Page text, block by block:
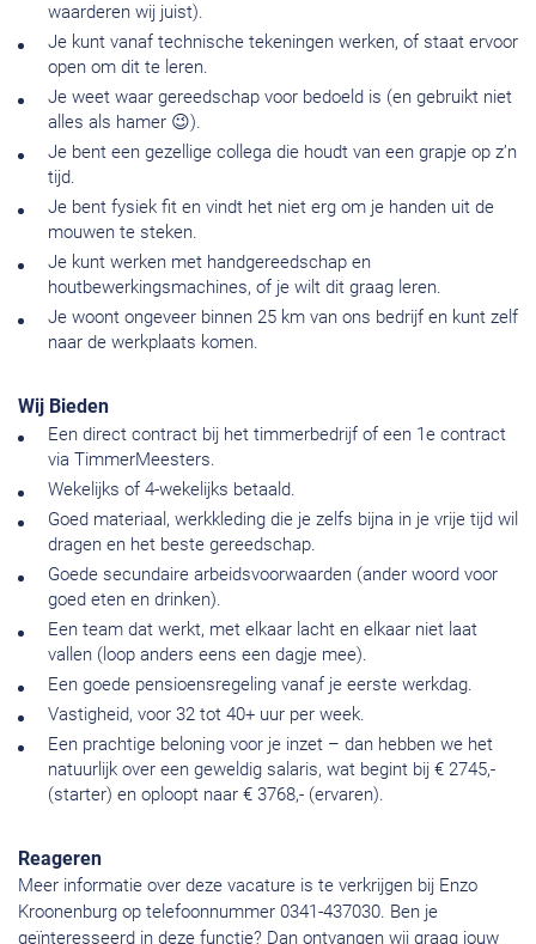
waarderen wij juist).
Je kunt vanaf technische tekeningen werken, of staat ervoor
open om dit te leren.
Je weet waar gereedschap voor bedoeld is (en gebruikt niet
alles als hamer 😉).
Je bent een gezellige collega die houdt van een grapje op z’n
tijd.
Je bent fysiek fit en vindt het niet erg om je handen uit de
mouwen te steken.
Je kunt werken met handgereedschap en
houtbewerkingsmachines, of je wilt dit graag leren.
Je woont ongeveer binnen 25 km van ons bedrijf en kunt zelf
naar de werkplaats komen.
Wij Bieden
Een direct contract bij het timmerbedrijf of een 1e contract
via TimmerMeesters.
Wekelijks of 4-wekelijks betaald.
Goed materiaal, werkkleding die je zelfs bijna in je vrije tijd wil
dragen en het beste gereedschap.
Goede secundaire arbeidsvoorwaarden (ander woord voor
goed eten en drinken).
Een team dat werkt, met elkaar lacht en elkaar niet laat
vallen (loop anders eens een dagje mee).
Een goede pensioensregeling vanaf je eerste werkdag.
Vastigheid, voor 32 tot 40+ uur per week.
Een prachtige beloning voor je inzet – dan hebben we het
natuurlijk over een geweldig salaris, wat begint bij € 2745,-
(starter) en oploopt naar € 3768,- (ervaren).
Reageren
Meer informatie over deze vacature is te verkrijgen bij Enzo
Kroonenburg op telefoonnummer 0341-437030. Ben je
geïnteresseerd in deze functie? Dan ontvangen wij graag jouw